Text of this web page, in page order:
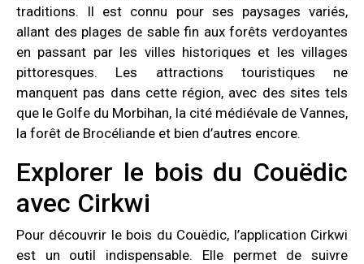
traditions. Il est connu pour ses paysages variés,
allant des plages de sable fin aux forêts verdoyantes
en passant par les villes historiques et les villages
pittoresques. Les attractions touristiques ne
manquent pas dans cette région, avec des sites tels
que le Golfe du Morbihan, la cité médiévale de Vannes,
la forêt de Brocéliande et bien d’autres encore.
Explorer le bois du Couëdic
avec Cirkwi
Pour découvrir le bois du Couëdic, l’application Cirkwi
est un outil indispensable. Elle permet de suivre